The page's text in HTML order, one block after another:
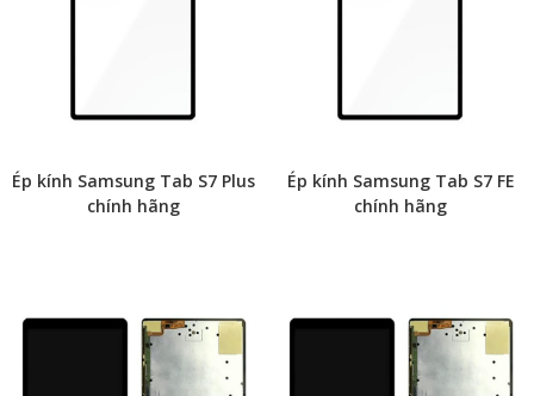
Ép kính Samsung Tab S7 Plus
chính hãng
Ép kính Samsung Tab S7 FE
chính hãng